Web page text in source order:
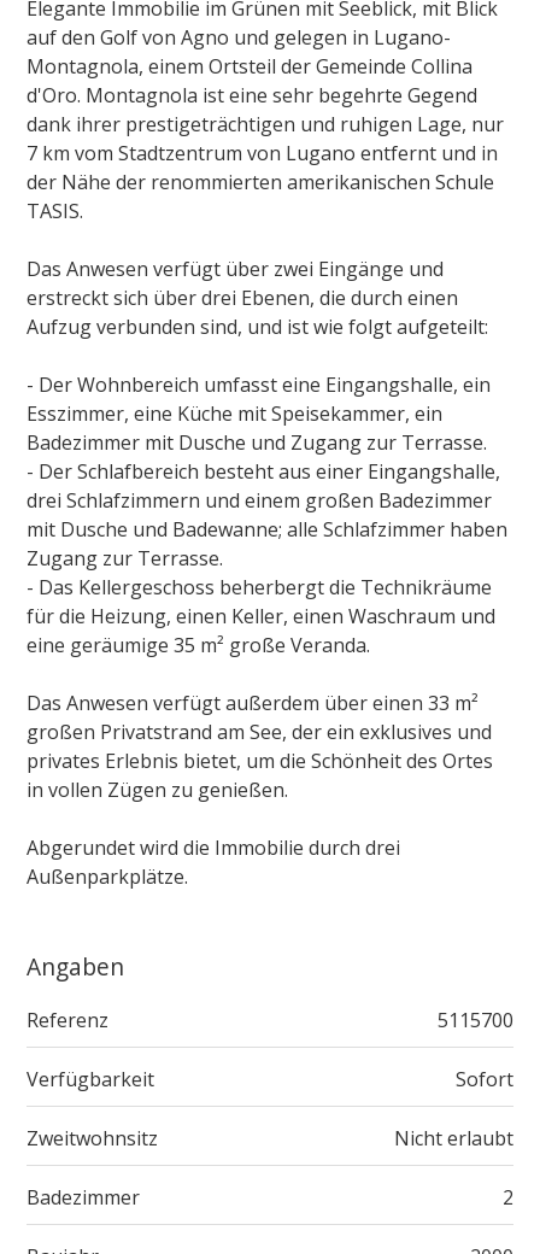
Elegante Immobilie im Grünen mit Seeblick, mit Blick
auf den Golf von Agno und gelegen in Lugano-
Montagnola, einem Ortsteil der Gemeinde Collina
d'Oro. Montagnola ist eine sehr begehrte Gegend
dank ihrer prestigeträchtigen und ruhigen Lage, nur
7 km vom Stadtzentrum von Lugano entfernt und in
der Nähe der renommierten amerikanischen Schule
TASIS.
Das Anwesen verfügt über zwei Eingänge und
erstreckt sich über drei Ebenen, die durch einen
Aufzug verbunden sind, und ist wie folgt aufgeteilt:
- Der Wohnbereich umfasst eine Eingangshalle, ein
Esszimmer, eine Küche mit Speisekammer, ein
Badezimmer mit Dusche und Zugang zur Terrasse.
- Der Schlafbereich besteht aus einer Eingangshalle,
drei Schlafzimmern und einem großen Badezimmer
mit Dusche und Badewanne; alle Schlafzimmer haben
Zugang zur Terrasse.
- Das Kellergeschoss beherbergt die Technikräume
für die Heizung, einen Keller, einen Waschraum und
eine geräumige 35 m² große Veranda.
Das Anwesen verfügt außerdem über einen 33 m²
großen Privatstrand am See, der ein exklusives und
privates Erlebnis bietet, um die Schönheit des Ortes
in vollen Zügen zu genießen.
Abgerundet wird die Immobilie durch drei
Außenparkplätze.
Angaben
Referenz 5115700
Verfügbarkeit Sofort
Zweitwohnsitz Nicht erlaubt
Badezimmer 2